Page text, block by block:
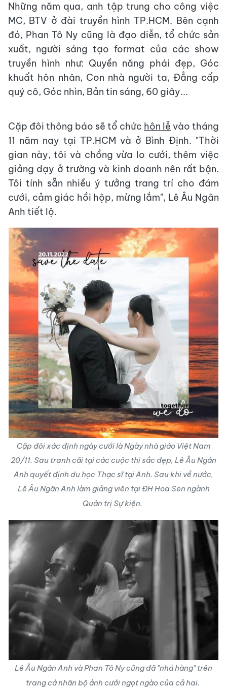
Những năm qua, anh tập trung cho công việc
MC, BTV ở đài truyền hình TP.HCM. Bên cạnh
đó, Phan Tô Ny cũng là đạo diễn, tổ chức sản
xuất, người sáng tạo format của các show
truyền hình như: Quyền năng phái đẹp, Góc
khuất hôn nhân, Con nhà người ta, Đẳng cấp
quý cô, Góc nhìn, Bản tin sáng, 60 giây...
Cặp đôi thông báo sẽ tổ chức hôn lễ vào tháng
11 năm nay tại TP.HCM và ở Bình Định. "Thời
gian này, tôi và chồng vừa lo cưới, thêm việc
giảng dạy ở trường và kinh doanh nên rất bận.
Tôi tính sẵn nhiều ý tưởng trang trí cho đám
cưới, cảm giác hồi hộp, mừng lắm", Lê Âu Ngân
Anh tiết lộ.
Cặp đôi xác định ngày cưới là Ngày nhà giáo Việt Nam
20/11. Sau tranh cãi tại các cuộc thi sắc đẹp, Lê Âu Ngân
Anh quyết định du học Thạc sĩ tại Anh. Sau khi về nước,
Lê Âu Ngân Anh làm giảng viên tại ĐH Hoa Sen ngành
Quản trị Sự kiện.
Lê Âu Ngân Anh và Phan Tô Ny cũng đã "nhá hàng" trên
trang cá nhân bộ ảnh cưới ngọt ngào của cả hai.